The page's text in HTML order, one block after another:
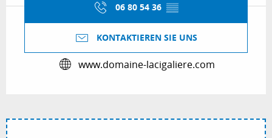
06 80 54 36 ▒▒
KONTAKTIEREN SIE UNS
www.domaine-lacigaliere.com